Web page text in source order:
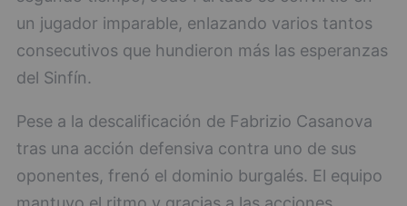
un jugador imparable, enlazando varios tantos
consecutivos que hundieron más las esperanzas
del Sinfín.
Pese a la descalificación de Fabrizio Casanova
tras una acción defensiva contra uno de sus
oponentes, frenó el dominio burgalés. El equipo